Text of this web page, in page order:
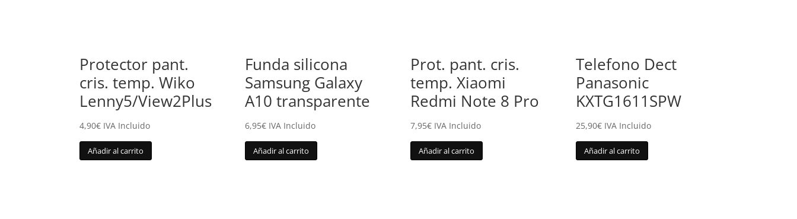
Protector pant.
cris. temp. Wiko
Lenny5/View2Plus
4,90€ IVA Incluido
Añadir al carrito
Funda silicona
Samsung Galaxy
A10 transparente
6,95€ IVA Incluido
Añadir al carrito
Prot. pant. cris.
temp. Xiaomi
Redmi Note 8 Pro
7,95€ IVA Incluido
Añadir al carrito
Telefono Dect
Panasonic
KXTG1611SPW
25,90€ IVA Incluido
Añadir al carrito